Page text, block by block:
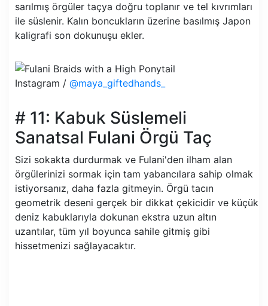
sarılmış örgüler taçya doğru toplanır ve tel kıvrımları
ile süslenir. Kalın boncukların üzerine basılmış Japon
kaligrafi son dokunuşu ekler.
Instagram / @maya_giftedhands_
# 11: Kabuk Süslemeli
Sanatsal Fulani Örgü Taç
Sizi sokakta durdurmak ve Fulani'den ilham alan
örgülerinizi sormak için tam yabancılara sahip olmak
istiyorsanız, daha fazla gitmeyin. Örgü tacın
geometrik deseni gerçek bir dikkat çekicidir ve küçük
deniz kabuklarıyla dokunan ekstra uzun altın
uzantılar, tüm yıl boyunca sahile gitmiş gibi
hissetmenizi sağlayacaktır.